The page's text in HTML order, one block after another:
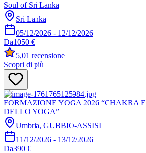
Soul of Sri Lanka
Sri Lanka
05/12/2026 - 12/12/2026
Da1050 €
5,01 recensione
Scopri di più
FORMAZIONE YOGA 2026 “CHAKRA
DELLO YOGA”
Umbria, GUBBIO-ASSISI
11/12/2026 - 13/12/2026
Da390 €